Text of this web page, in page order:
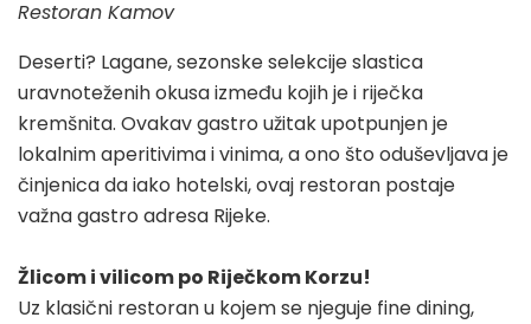
Restoran Kamov
Deserti? Lagane, sezonske selekcije slastica
uravnoteženih okusa između kojih je i riječka
kremšnita. Ovakav gastro užitak upotpunjen je
lokalnim aperitivima i vinima, a ono što oduševljava je
činjenica da iako hotelski, ovaj restoran postaje
važna gastro adresa Rijeke.
Žlicom i vilicom po Riječkom Korzu!
Uz klasični restoran u kojem se njeguje fine dining,